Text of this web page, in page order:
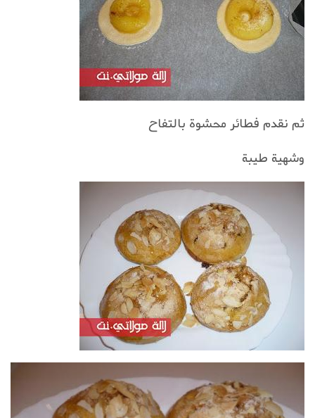
ثم نقدم فطائر محشوة بالتفاح
وشهية طيبة